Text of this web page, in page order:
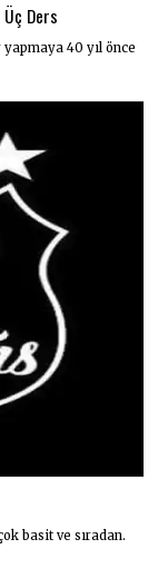
Üç Ders
40 yıl önce
basit ve sıradan.